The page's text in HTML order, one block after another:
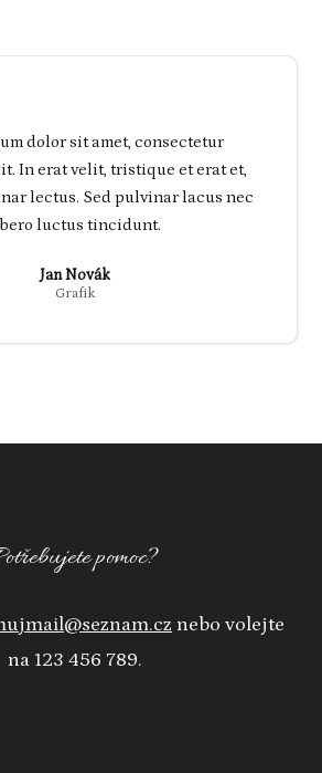
dolor sit amet, consectetur
In erat velit, tristique et erat et,
lectus. Sed pulvinar lacus nec
luctus tincidunt.
Jan Novák
Grafik
pomoc?
nebo volejte
na 123 456 789.